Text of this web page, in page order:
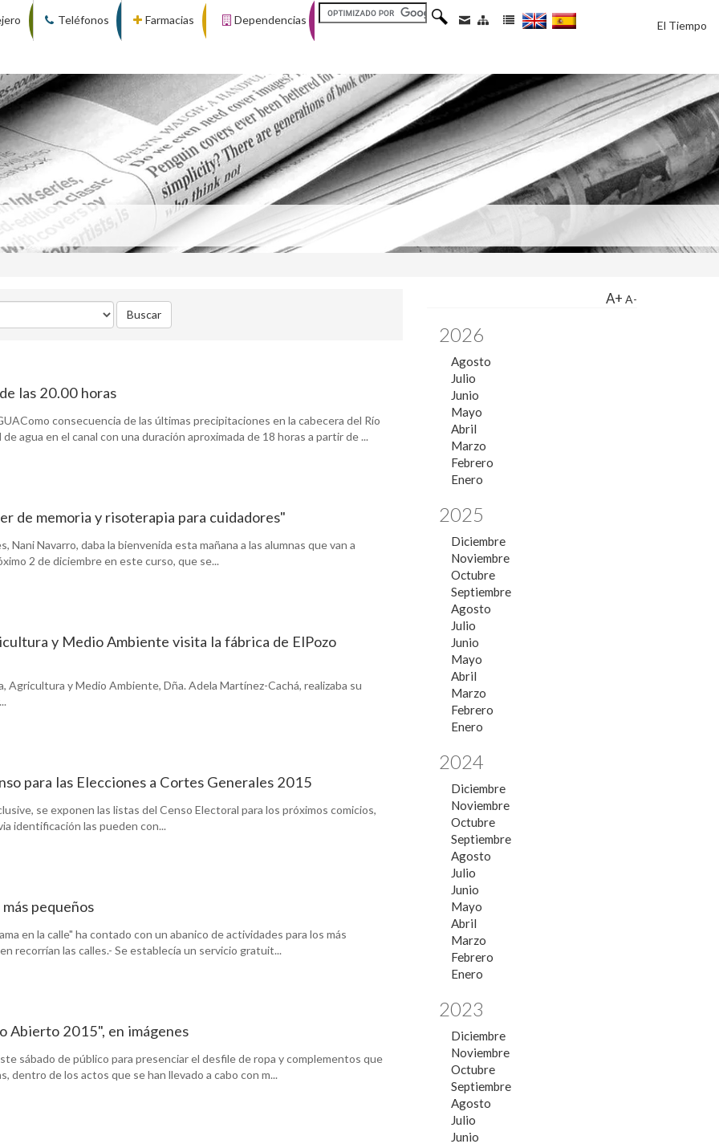
Teléfonos Farmacias Dependencias El Tiempo
Buscar
las 20.00 horas
consecuencia de las últimas precipitaciones en la cabecera del Río
agua en el canal con una duración aproximada de 18 horas a partir de ...
de memoria y risoterapia para cuidadores"
Nani Navarro, daba la bienvenida esta mañana a las alumnas que van a
2 de diciembre en este curso, que se...
y Medio Ambiente visita la fábrica de ElPozo
Agricultura y Medio Ambiente, Dña. Adela Martínez-Cachá, realizaba su
para las Elecciones a Cortes Generales 2015
se exponen las listas del Censo Electoral para los próximos comicios,
identificación las pueden con...
pequeños
en la calle" ha contado con un abanico de actividades para los más
recorrían las calles.- Se establecía un servicio gratuit...
Abierto 2015", en imágenes
sábado de público para presenciar el desfile de ropa y complementos que
dentro de los actos que se han llevado a cabo con m...
A+ A-
2026
Agosto
Julio
Junio
Mayo
Abril
Marzo
Febrero
Enero
2025
Diciembre
Noviembre
Octubre
Septiembre
Agosto
Julio
Junio
Mayo
Abril
Marzo
Febrero
Enero
2024
Diciembre
Noviembre
Octubre
Septiembre
Agosto
Julio
Junio
Mayo
Abril
Marzo
Febrero
Enero
2023
Diciembre
Noviembre
Octubre
Septiembre
Agosto
Julio
Junio